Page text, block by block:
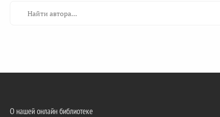
О нашей онлайн библиотеке